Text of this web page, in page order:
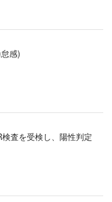
感)
査を受検し、陽性判定